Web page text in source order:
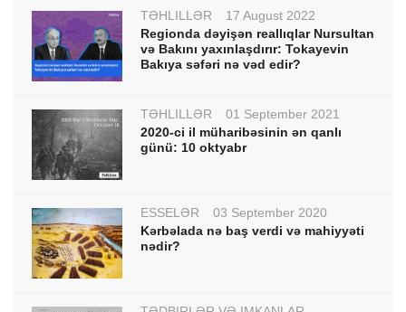
TƏHLİLLƏR
17 August 2022
Regionda dəyişən reallıqlar Nursultan
və Bakını yaxınlaşdırır: Tokayevin
Bakıya səfəri nə vəd edir?
TƏHLİLLƏR
01 September 2021
2020-ci il müharibəsinin ən qanlı
günü: 10 oktyabr
ESSELƏR
03 September 2020
Kərbəlada nə baş verdi və mahiyyəti
nədir?